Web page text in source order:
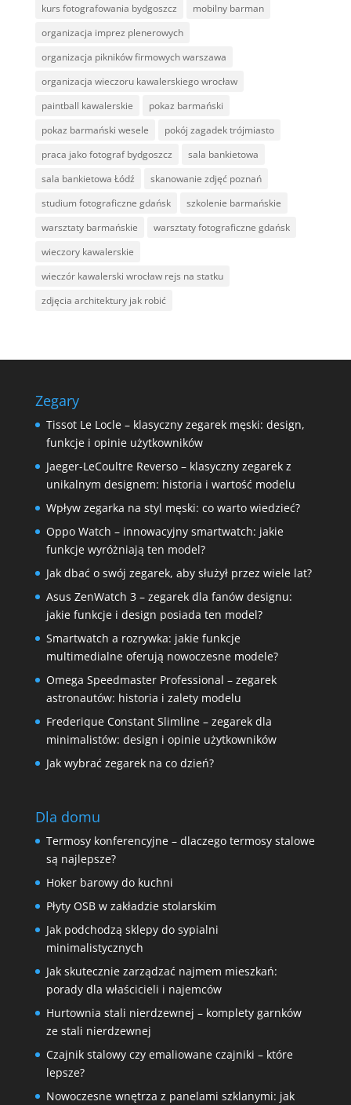
kurs fotografowania bydgoszcz
mobilny barman
organizacja imprez plenerowych
organizacja pikników firmowych warszawa
organizacja wieczoru kawalerskiego wrocław
paintball kawalerskie
pokaz barmański
pokaz barmański wesele
pokój zagadek trójmiasto
praca jako fotograf bydgoszcz
sala bankietowa
sala bankietowa Łódź
skanowanie zdjęć poznań
studium fotograficzne gdańsk
szkolenie barmańskie
warsztaty barmańskie
warsztaty fotograficzne gdańsk
wieczory kawalerskie
wieczór kawalerski wrocław rejs na statku
zdjęcia architektury jak robić
Zegary
Tissot Le Locle – klasyczny zegarek męski: design,
funkcje i opinie użytkowników
Jaeger-LeCoultre Reverso – klasyczny zegarek z
unikalnym designem: historia i wartość modelu
Wpływ zegarka na styl męski: co warto wiedzieć?
Oppo Watch – innowacyjny smartwatch: jakie
funkcje wyróżniają ten model?
Jak dbać o swój zegarek, aby służył przez wiele lat?
Asus ZenWatch 3 – zegarek dla fanów designu:
jakie funkcje i design posiada ten model?
Smartwatch a rozrywka: jakie funkcje
multimedialne oferują nowoczesne modele?
Omega Speedmaster Professional – zegarek
astronautów: historia i zalety modelu
Frederique Constant Slimline – zegarek dla
minimalistów: design i opinie użytkowników
Jak wybrać zegarek na co dzień?
Dla domu
Termosy konferencyjne – dlaczego termosy stalowe
są najlepsze?
Hoker barowy do kuchni
Płyty OSB w zakładzie stolarskim
Jak podchodzą sklepy do sypialni
minimalistycznych
Jak skutecznie zarządzać najmem mieszkań:
porady dla właścicieli i najemców
Hurtownia stali nierdzewnej – komplety garnków
ze stali nierdzewnej
Czajnik stalowy czy emaliowane czajniki – które
lepsze?
Nowoczesne wnętrza z panelami szklanymi: jak